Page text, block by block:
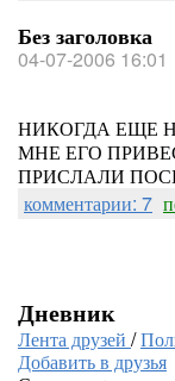
Без заголовка
04-07-2006 16:01
НИКОГДА ЕЩЕ
МНЕ ЕГО
ПРИСЛАЛИ
комментарии: 7
Дневник
Лента друзей /
Добавить в друзья